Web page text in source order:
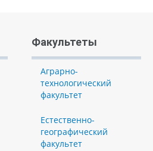
Факультеты
Аграрно-
технологический
факультет
Естественно-
географический
факультет